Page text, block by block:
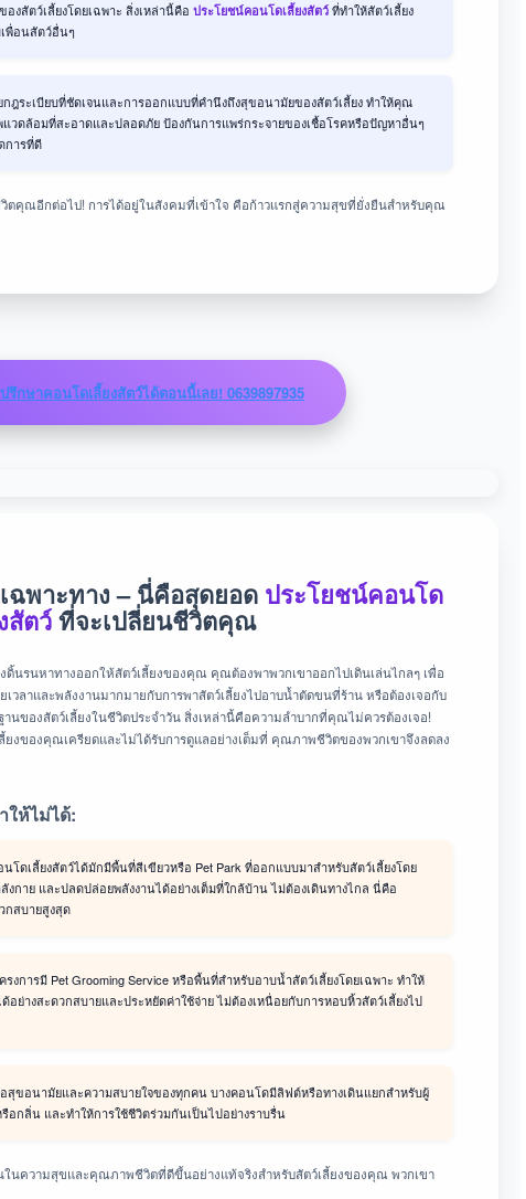
งสัตว์เลี้ยงโดยเฉพาะ สิ่งเหล่านี้คือ ประโยชน์คอนโดเลี้ยงสัตว์ ที่ทำให้สัตว์เลี้ยง
พื่อนสัตว์อื่นๆ
กฎระเบียบที่ชัดเจนและการออกแบบที่คำนึงถึงสุขอนามัยของสัตว์เลี้ยง ทำให้คุณ
วดล้อมที่สะอาดและปลอดภัย ป้องกันการแพร่กระจายของเชื้อโรคหรือปัญหาอื่นๆ
การที่ดี
ตคุณอีกต่อไป! การได้อยู่ในสังคมที่เข้าใจ คือก้าวแรกสู่ความสุขที่ยั่งยืนสำหรับคุณ
รึกษาคอนโดเลี้ยงสัตว์ได้ตอนนี้เลย! 0639897935
ฉพาะทาง – นี่คือสุดยอด ประโยชน์คอนโด
สัตว์ที่จะเปลี่ยนชีวิตคุณ
รนหาทางออกให้สัตว์เลี้ยงของคุณ คุณต้องพาพวกเขาออกไปเดินเล่นไกลๆ เพื่อ
วลาและพลังงานมากมายกับการพาสัตว์เลี้ยงไปอาบน้ำตัดขนที่ร้าน หรือต้องเจอกับ
ของสัตว์เลี้ยงในชีวิตประจำวัน สิ่งเหล่านี้คือความลำบากที่คุณไม่ควรต้องเจอ!
ยงของคุณเครียดและไม่ได้รับการดูแลอย่างเต็มที่ คุณภาพชีวิตของพวกเขาจึงลดลง
ให้ไม่ได้:
นโดเลี้ยงสัตว์ได้มักมีพื้นที่สีเขียวหรือ Pet Park ที่ออกแบบมาสำหรับสัตว์เลี้ยงโดย
งกาย และปลดปล่อยพลังงานได้อย่างเต็มที่ใกล้บ้าน ไม่ต้องเดินทางไกล นี่คือ
กสบายสูงสุด
รงการมี Pet Grooming Service หรือพื้นที่สำหรับอาบน้ำสัตว์เลี้ยงโดยเฉพาะ ทำให้
ย่างสะดวกสบายและประหยัดค่าใช้จ่าย ไม่ต้องเหนื่อยกับการหอบหิ้วสัตว์เลี้ยงไป
สุขอนามัยและความสบายใจของทุกคน บางคอนโดมีลิฟต์หรือทางเดินแยกสำหรับผู้
อกลิ่น และทำให้การใช้ชีวิตร่วมกันเป็นไปอย่างราบรื่น
ในความสุขและคุณภาพชีวิตที่ดีขึ้นอย่างแท้จริงสำหรับสัตว์เลี้ยงของคุณ พวกเขา